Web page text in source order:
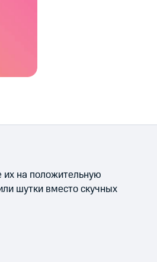
их на положительную
шутки вместо скучных